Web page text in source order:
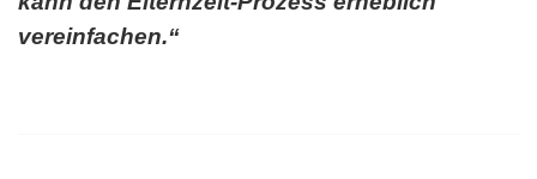
vereinfachen.“